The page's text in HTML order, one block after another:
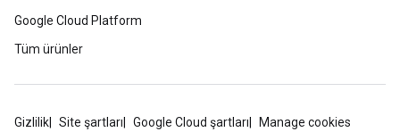
Google Cloud Platform
Tüm ürünler
Gizlilik Site şartları Google Cloud şartları Manage cookies